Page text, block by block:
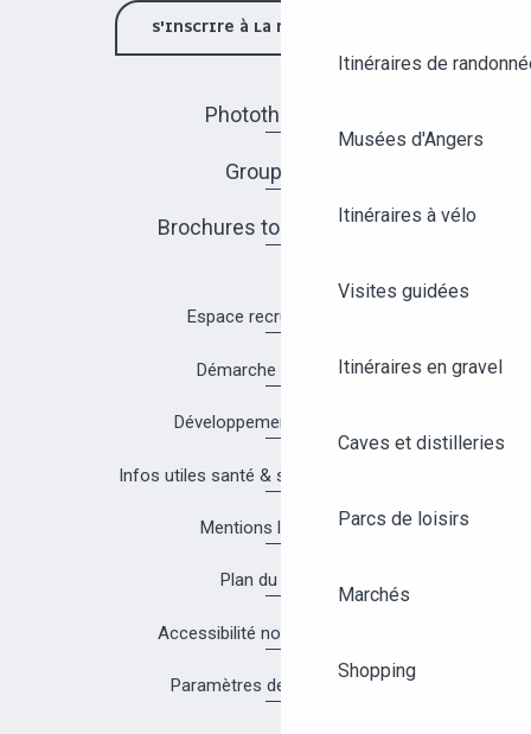
Itinéraires de
Musées d'Angers
Itinéraires à vélo
Visites guidées
Itinéraires en gravel
Caves et distilleries
Parcs de loisirs
Marchés
Shopping
S'INSCRIRE À LA NEWSLETTER
Photothèque
Groupes
Brochures touristiques
Espace recrutement
Démarche Qualité
Développement durable
Infos utiles santé & sécurité à Angers
Mentions légales
Plan du site
Accessibilité non conforme
Paramètres des cookies